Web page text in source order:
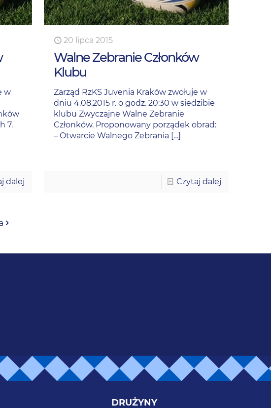
w
7.
dalej
20 lipca 2015
Walne Zebranie Członków
Klubu
Zarząd RzKS Juvenia Kraków zwołuje w
dniu 4.08.2015 r. o godz. 20:30 w siedzibie
klubu Zwyczajne Walne Zebranie
Członków. Proponowany porządek obrad:
– Otwarcie Walnego Zebrania […]
Czytaj dalej
DRUŻYNY